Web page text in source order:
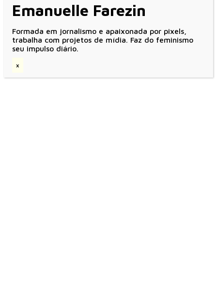
Emanuelle Farezin
Formada em jornalismo e apaixonada por pixels,
trabalha com projetos de mídia. Faz do feminismo
seu impulso diário.
x